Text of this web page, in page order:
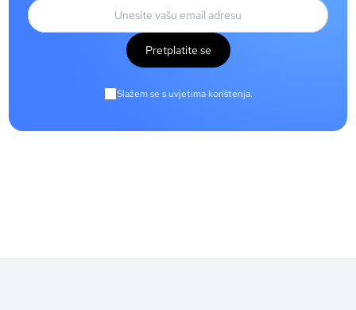
Pretplatite se
Slažem se s uvjetima korištenja.